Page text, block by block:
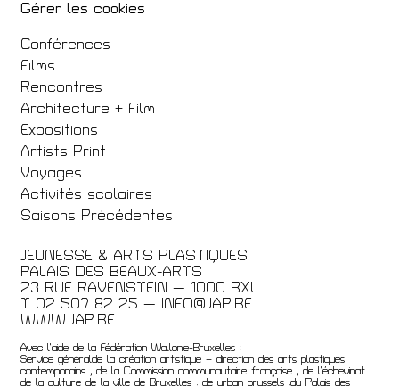
Gérer les cookies
Conférences
Films
Rencontres
Architecture + Film
Expositions
Artists Print
Voyages
Activités scolaires
Saisons Précédentes
JEUNESSE & ARTS PLASTIQUES
PALAIS DES BEAUX-ARTS
23 RUE RAVENSTEIN — 1000 BXL
T 02 507 82 25 —
INFO@JAP.BE
WWW.JAP.BE
Avec l’aide de la Fédération Wallonie-Bruxelles :
Service généralde la création artistique – direction des arts plastiques
contemporains ; de la Commission communautaire française ; de l’échevinat
de la culture de la ville de Bruxelles ; de urban brussels ;du Palais des